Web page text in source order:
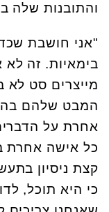
והתובנות שלה
"אני חושבת
בימאיות. זה
מייצרים סט לא
המבט שלהם
אחרת על
כל אישה אחרת
קצת ניסיון
כי היא תוכל,